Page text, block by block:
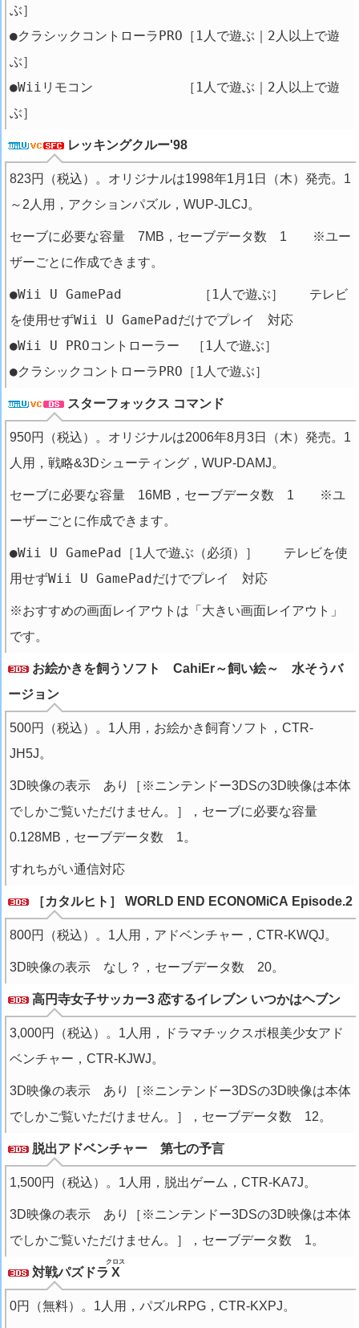
ぶ］
●クラシックコントローラPRO［1人で遊ぶ｜2人以上で遊
ぶ］
●Wiiリモコン ［1人で遊ぶ｜2人以上で遊
ぶ］
レッキングクルー'98
823円（税込）。オリジナルは1998年1月1日（木）発売。1
～2人用，アクションパズル，WUP-JLCJ。
セーブに必要な容量 7MB，セーブデータ数 1 ※ユー
ザーごとに作成できます。
●Wii U GamePad ［1人で遊ぶ］ テレビ
を使用せずWii U GamePadだけでプレイ 対応
●Wii U PROコントローラー ［1人で遊ぶ］
●クラシックコントローラPRO［1人で遊ぶ］
スターフォックス コマンド
950円（税込）。オリジナルは2006年8月3日（木）発売。1
人用，戦略&3Dシューティング，WUP-DAMJ。
セーブに必要な容量 16MB，セーブデータ数 1 ※ユ
ーザーごとに作成できます。
●Wii U GamePad［1人で遊ぶ（必須）］ テレビを使
用せずWii U GamePadだけでプレイ 対応
※おすすめの画面レイアウトは「大きい画面レイアウト」
です。
お絵かきを飼うソフト CahiEr～飼い絵～ 水そうバ
ージョン
500円（税込）。1人用，お絵かき飼育ソフト，CTR-
JH5J。
3D映像の表示 あり［※ニンテンドー3DSの3D映像は本体
でしかご覧いただけません。］，セーブに必要な容量
0.128MB，セーブデータ数 1。
すれちがい通信対応
［カタルヒト］ WORLD END ECONOMiCA Episode.2
800円（税込）。1人用，アドベンチャー，CTR-KWQJ。
3D映像の表示 なし？，セーブデータ数 20。
高円寺女子サッカー3 恋するイレブン いつかはヘブン
3,000円（税込）。1人用，ドラマチックスポ根美少女アド
ベンチャー，CTR-KJWJ。
3D映像の表示 あり［※ニンテンドー3DSの3D映像は本体
でしかご覧いただけません。］，セーブデータ数 12。
脱出アドベンチャー 第七の予言
1,500円（税込）。1人用，脱出ゲーム，CTR-KA7J。
3D映像の表示 あり［※ニンテンドー3DSの3D映像は本体
でしかご覧いただけません。］，セーブデータ数 1。
対戦パズドラ X
クロス
0円（無料）。1人用，パズルRPG，CTR-KXPJ。